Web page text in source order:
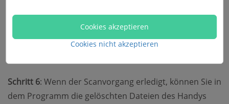
Schritt 6: Wenn der Scanvorgang erledigt, können Sie in
dem Programm die gelöschten Dateien des Handys
Cookies akzeptieren
Cookies nicht akzeptieren